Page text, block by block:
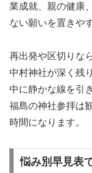
業成就、親の健康
ない願いを置きや
再出発や区切りな
中村神社が深く残
中に静かな線を引
福島の神社参拝は
時間になります。
悩み別早見表